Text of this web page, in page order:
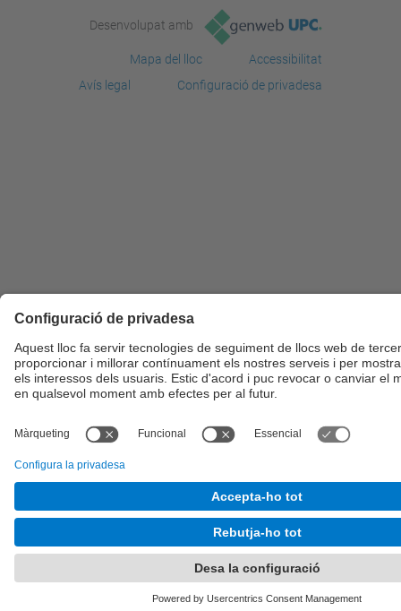
Desenvolupat amb
Mapa del lloc
Accessibilitat
Avís legal
Configuració de privadesa